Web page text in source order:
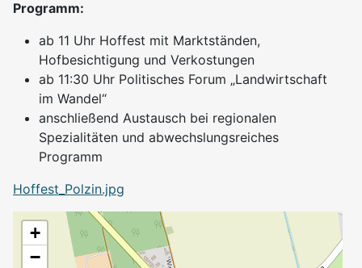
Programm:
ab 11 Uhr Hoffest mit Marktständen,
Hofbesichtigung und Verkostungen
ab 11:30 Uhr Politisches Forum „Landwirtschaft
im Wandel“
anschließend Austausch bei regionalen
Spezialitäten und abwechslungsreiches
Programm
Hoffest_Polzin.jpg
+
−